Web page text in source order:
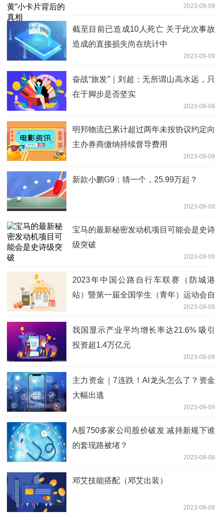
2023-09-09
截至目前已造成10人死亡 关于此次事故
造成的直接损失尚在统计中
2023-09-09
奋战“旅发”｜刘超：无所谓山高水远，只
在于脚步是否坚实
2023-09-09
明邦物流已累计超过两年未按协议约定向
主办券商缴纳持续督导费用
2023-09-09
新款小鹏G9：猜一个，25.99万起？
2023-09-09
宝马的最新秘密发动机项目可能会是史诗
级突破
2023-09-09
2023年中国公路自行车联赛（防城港
站）暨第一届全国学生（青年）运动会自
2023-09-09
我国显示产业平均增长率达21.6% 吸引
投资超1.4万亿元
2023-09-09
主力资金｜7连跌！AI龙头怎么了？资金
大幅出逃
2023-09-09
A股750多家公司股价破发 减持新规下谁
的套现路被堵？
2023-09-08
邓艾技能搭配（邓艾出装）
2023-09-08